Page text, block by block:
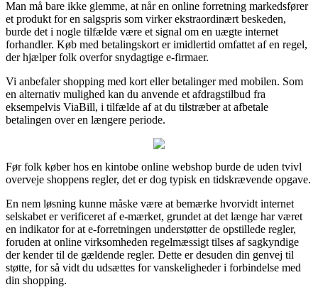
Man må bare ikke glemme, at når en online forretning markedsfører
et produkt for en salgspris som virker ekstraordinært beskeden,
burde det i nogle tilfælde være et signal om en uægte internet
forhandler. Køb med betalingskort er imidlertid omfattet af en regel,
der hjælper folk overfor snydagtige e-firmaer.
Vi anbefaler shopping med kort eller betalinger med mobilen. Som
en alternativ mulighed kan du anvende et afdragstilbud fra
eksempelvis ViaBill, i tilfælde af at du tilstræber at afbetale
betalingen over en længere periode.
Før folk køber hos en kintobe online webshop burde de uden tvivl
overveje shoppens regler, det er dog typisk en tidskrævende opgave.
En nem løsning kunne måske være at bemærke hvorvidt internet
selskabet er verificeret af e-mærket, grundet at det længe har været
en indikator for at e-forretningen understøtter de opstillede regler,
foruden at online virksomheden regelmæssigt tilses af sagkyndige
der kender til de gældende regler. Dette er desuden din genvej til
støtte, for så vidt du udsættes for vanskeligheder i forbindelse med
din shopping.